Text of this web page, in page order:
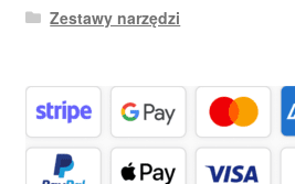
Zestawy narzędzi